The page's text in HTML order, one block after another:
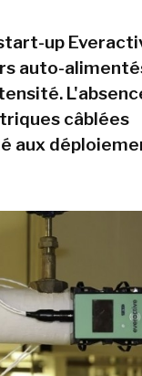
up
auto-
câblées
aux